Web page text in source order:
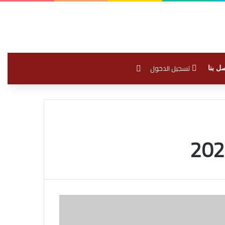
بنا تسجيل الدخول